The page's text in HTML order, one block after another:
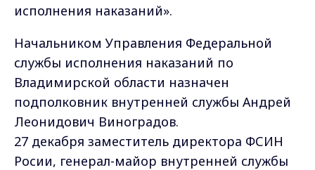
исполнения наказаний».
Начальником Управления Федеральной
службы исполнения наказаний по
Владимирской области назначен
подполковник внутренней службы Андрей
Леонидович Виноградов.
27 декабря заместитель директора ФСИН
Росии, генерал-майор внутренней службы